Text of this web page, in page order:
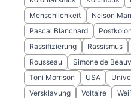
Menschlichkeit
Nelson
Pascal Blanchard
Rassifizierung
Rassismus
Rousseau
Simone de
Toni Morrison
USA
Versklavung
Voltaire